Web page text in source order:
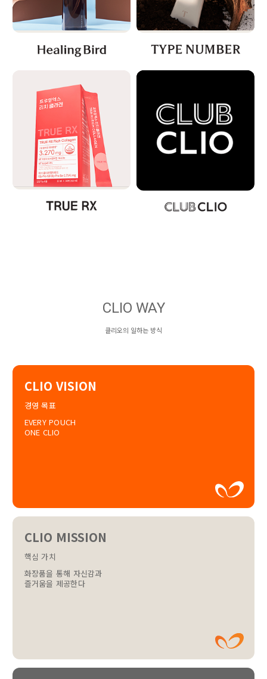
CLIO WAY
클리오의 일하는 방식
CLIO VISION
경영 목표
EVERY POUCH
ONE CLIO
CLIO MISSION
핵심 가치
화장품을 통해 자신감과
즐거움을 제공한다